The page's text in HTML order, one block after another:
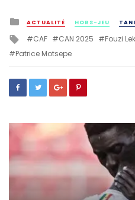
Posted
in
ACTUALITÉ HORS-JEU
Tagged
with
CAF CAN 2025 Fouzi
Patrice Motsepe